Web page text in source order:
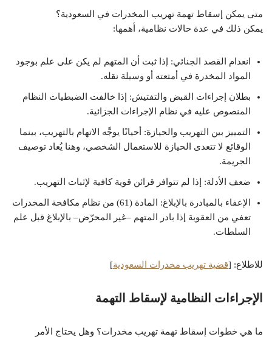
متى يمكن إسقاط تهمة تهريب المخدرات في السعودية؟
يمكن ذلك في عدة حالات نظامية، أهمها:
انعدام القصد الجنائي: إذا ثبت أن المتهم لم يكن على علم بوجود
المواد المخدرة في أمتعته أو وسيلة نقله.
بطلان إجراءات القبض والتفتيش: إذا خالفت الضبطيات النظام
المنصوص عليه في نظام الإجراءات الجزائية.
التمييز بين التهريب والحيازة: أحيانًا يوجَّه الاتهام بالتهريب، بينما
الوقائع لا تتعدى الحيازة للاستعمال الشخصي، وهنا يُعاد توصيف
الجريمة.
ضعف الأدلة: إذا لم تتوافر قرائن قوية كافية لإثبات التهريب.
الإعفاء بالمبادرة بالإبلاغ: المادة (61) من نظام مكافحة المخدرات
تعفي من العقوبة إذا بادر المتهم –غير المحرّض– بالإبلاغ قبل علم
السلطات.
للاطلاع: [قضية تهريب مخدرات السعودية]
الإجراءات النظامية لإسقاط التهمة
ما هي خطوات إسقاط تهمة تهريب مخدرات؟ وهل يحتاج الأمر